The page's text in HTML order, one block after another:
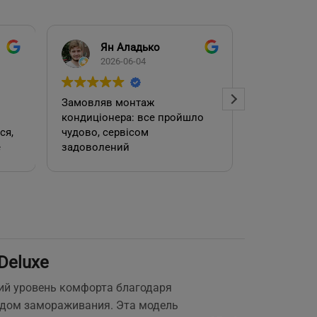
Ян Аладько
2026-06-04
Замовляв монтаж
кондиціонера: все пройшло
чудово, сервісом
задоволений
уровень комфорта благодаря
замораживания. Эта модель